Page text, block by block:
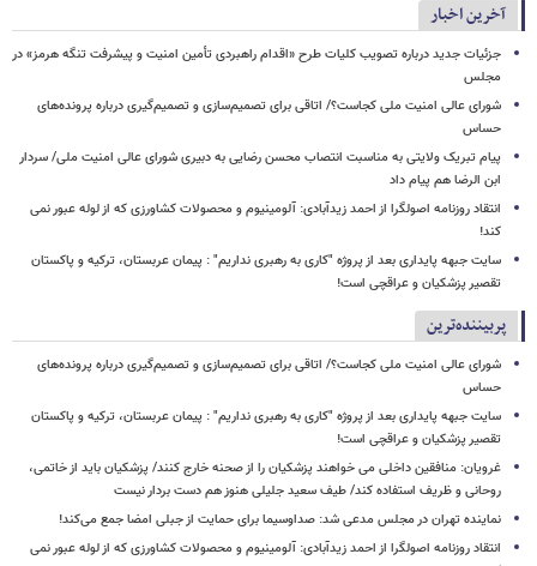
آخرین اخبار
جزئیات جدید درباره تصویب کلیات طرح «اقدام راهبردی تأمین امنیت و پیشرفت تنگه هرمز» در
مجلس
شورای عالی امنیت ملی کجاست؟/ اتاقی برای تصمیم‌سازی و تصمیم‌گیری درباره پرونده‌های
حساس
پیام تبریک ولایتی به مناسبت انتصاب محسن رضایی به دبیری شورای عالی امنیت ملی/ سردار
ابن الرضا هم پیام داد
انتقاد روزنامه اصولگرا از احمد زیدآبادی: آلومینیوم و محصولات کشاورزی که از لوله عبور نمی
کند!
سایت جبهه پایداری بعد از پروژه "کاری به رهبری نداریم" : پیمان عربستان، ترکیه و پاکستان
تقصیر پزشکیان و عراقچی است!
پربیننده‌ترین
شورای عالی امنیت ملی کجاست؟/ اتاقی برای تصمیم‌سازی و تصمیم‌گیری درباره پرونده‌های
حساس
سایت جبهه پایداری بعد از پروژه "کاری به رهبری نداریم" : پیمان عربستان، ترکیه و پاکستان
تقصیر پزشکیان و عراقچی است!
غرویان: منافقین داخلی می خواهند پزشکیان را از صحنه خارج کنند/ پزشکیان باید از خاتمی،
روحانی و ظریف استفاده کند/ طیف سعید جلیلی هنوز هم دست بردار نیست
نماینده تهران در مجلس مدعی شد: صداوسیما برای حمایت از جبلی امضا جمع می‌کند!
انتقاد روزنامه اصولگرا از احمد زیدآبادی: آلومینیوم و محصولات کشاورزی که از لوله عبور نمی